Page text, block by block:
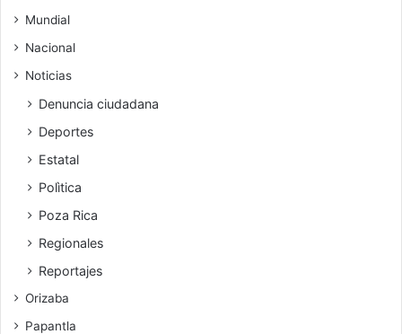
Mundial
Nacional
Noticias
Denuncia ciudadana
Deportes
Estatal
Polìtica
Poza Rica
Regionales
Reportajes
Orizaba
Papantla